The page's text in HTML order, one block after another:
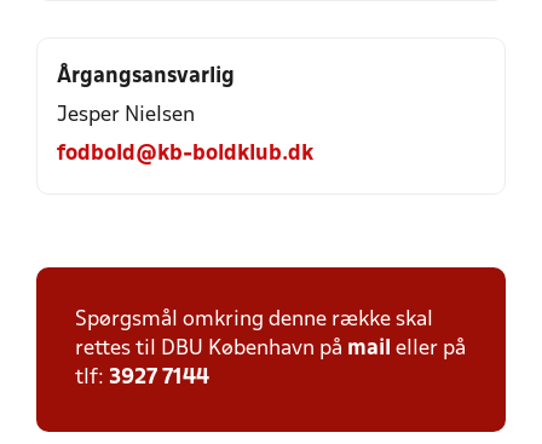
Årgangsansvarlig
Jesper Nielsen
fodbold@kb-boldklub.dk
Spørgsmål omkring denne række skal
rettes til DBU København på mail eller på
tlf: 3927 7144